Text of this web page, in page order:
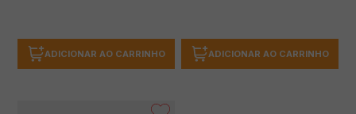
ADICIONAR AO CARRINHO ADICIONAR AO CARRINHO